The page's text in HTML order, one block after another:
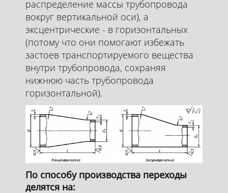
распределение массы трубопровода
вокруг вертикальной оси), а
эксцентрические - в горизонтальных
(потому что они помогают избежать
застоев транспортируемого вещества
внутри трубопровода, сохраняя
нижнюю часть трубопровода
горизонтальной).
По способу производства переходы
делятся на: